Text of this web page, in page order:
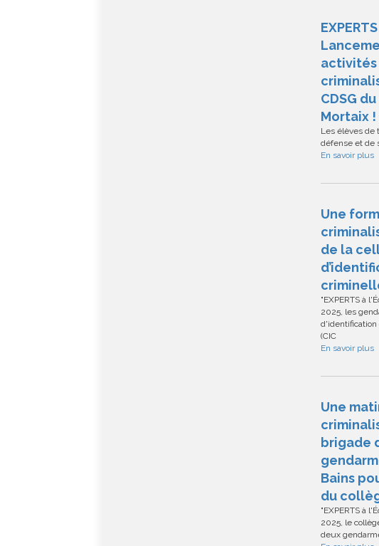
activités
CDSG
Mortaix !
Les élèves de
défense et de
En savoir plus
Une
de la
"EXPERTS à
2025, les
(CIC
En savoir plus
Une
brigade
Bains
du
"EXPERTS à
2025, le
deux